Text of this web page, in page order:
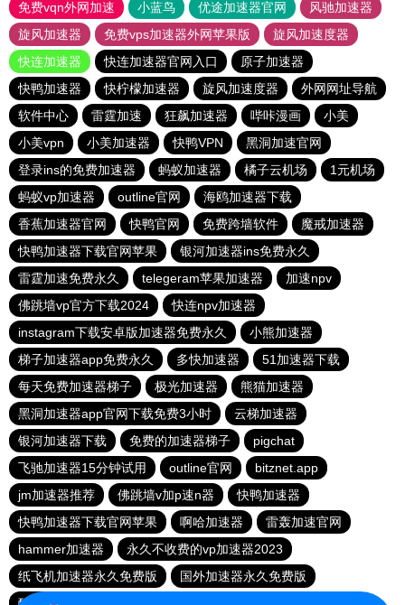
免费vqn外网加速
小蓝鸟 优途加速器官网
风驰加速器
旋风加速器
免费vps加速器外网苹果版
旋风加速度器
快连加速器
快连加速器官网入口
原子加速器
快鸭加速器
快柠檬加速器 旋风加速度器
外网网址导航
软件中心
雷霆加速 狂飙加速器 哔咔漫画
小美
小美vpn
小美加速器 快鸭VPN
黑洞加速官网
登录ins的免费加速器
蚂蚁加速器 橘子云机场
1元机场
蚂蚁vp加速器
outline官网
海鸥加速器下载
香蕉加速器官网
快鸭官网 免费跨墙软件
魔戒加速器
快鸭加速器下载官网苹果
银河加速器ins免费永久
雷霆加速免费永久
telegeram苹果加速器
加速npv
佛跳墙vp官方下载2024
快连npv加速器
instagram下载安卓版加速器免费永久
小熊加速器
梯子加速器app免费永久
多快加速器
51加速器下载
每天免费加速器梯子
极光加速器
熊猫加速器
黑洞加速器app官网下载免费3小时
云梯加速器
银河加速器下载
免费的加速器梯子
pigchat
飞驰加速器15分钟试用
outline官网
bitznet.app
jm加速器推荐
佛跳墙v加p速n器
快鸭加速器
快鸭加速器下载官网苹果
啊哈加速器
雷轰加速官网
hammer加速器
永久不收费的vp加速器2023
纸飞机加速器永久免费版
国外加速器永久免费版